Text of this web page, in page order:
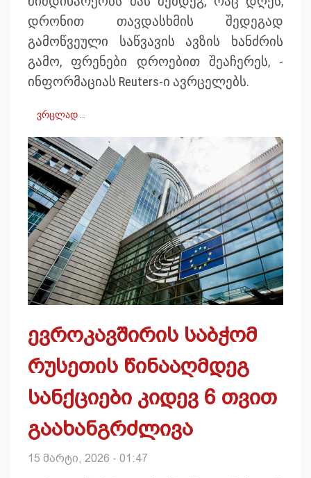
დრონით თავდასხმის შედეგად
გამოწვეული საწვავის ავზის ხანძრის
გამო, ფრენები დროებით შეაჩერეს, -
ინფორმაციას Reuters-ი ავრცელებს.
ვრცლად …
ევროკავშირის საბჭომ
რუსეთის წინააღმდეგ
სანქციები კიდევ 6 თვით
გაახანგრძლივა
15 მარტი, 2026 - 01:47